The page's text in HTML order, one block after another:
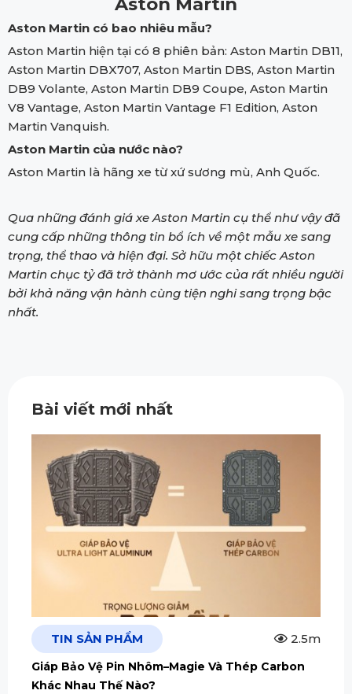
Aston Martin có bao nhiêu mẫu?
Aston Martin hiện tại có 8 phiên bản: Aston Martin DB11,
Aston Martin DBX707, Aston Martin DBS, Aston Martin
DB9 Volante, Aston Martin DB9 Coupe, Aston Martin
V8 Vantage, Aston Martin Vantage F1 Edition, Aston
Martin Vanquish.
Aston Martin của nước nào?
Aston Martin là hãng xe từ xứ sương mù, Anh Quốc.
Qua những đánh giá xe Aston Martin cụ thể như vậy đã
cung cấp những thông tin bổ ích về một mẫu xe sang
trọng, thể thao và hiện đại. Sở hữu một chiếc Aston
Martin chục tỷ đã trở thành mơ ước của rất nhiều người
bởi khả năng vận hành cùng tiện nghi sang trọng bậc
nhất.
Bài viết mới nhất
TIN SẢN PHẨM 2.5m
Giáp Bảo Vệ Pin Nhôm–Magie Và Thép Carbon
Khác Nhau Thế Nào?